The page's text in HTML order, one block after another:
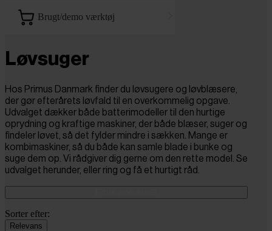
brugt/demo værktøj
Løvsuger
Hos Primus Danmark finder du løvsugere og løvblæsere,
der gør efterårets løvfald til en overkommelig opgave.
Udvalget dækker både batterimodeller til den hurtige
oprydning og kraftige maskiner, der både blæser, suger og
findeler løvet, så det fylder mindre i sækken. Mange er
kombimaskiner, så du både kan samle blade i bunke og
suge dem op. Vi rådgiver dig gerne om den rette model. Se
udvalget herunder, eller ring og få et hurtigt råd.
Sorter efter:
Relevans